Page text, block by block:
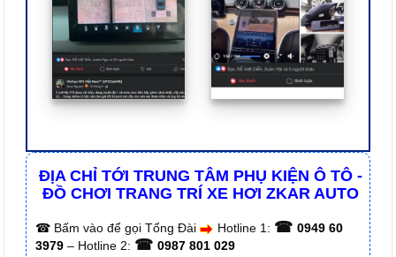
ĐỊA CHỈ TỚI TRUNG TÂM PHỤ KIỆN Ô TÔ -
ĐỒ CHƠI TRANG TRÍ XE HƠI ZKAR AUTO
☎ Bấm vào để gọi Tổng Đài Hotline 1: ☎ 0949 60
3979 – Hotline 2: ☎ 0987 801 029